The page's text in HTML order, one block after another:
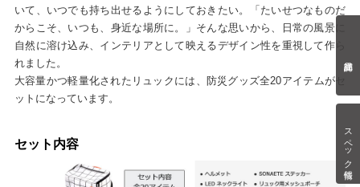
スペック情報
いて、いつでも持ち出せるようにしておきたい。「たいせつなものだ
からこそ、いつも、身近な場所に。」そんな思いから、日常の風景に
自然に溶け込み、インテリアとして映えるデザイン性を重視して作ら
れました。
大容量かつ軽量化されたリュックには、防災グッズ全20アイテムがセ
ットになっています。
セット内容